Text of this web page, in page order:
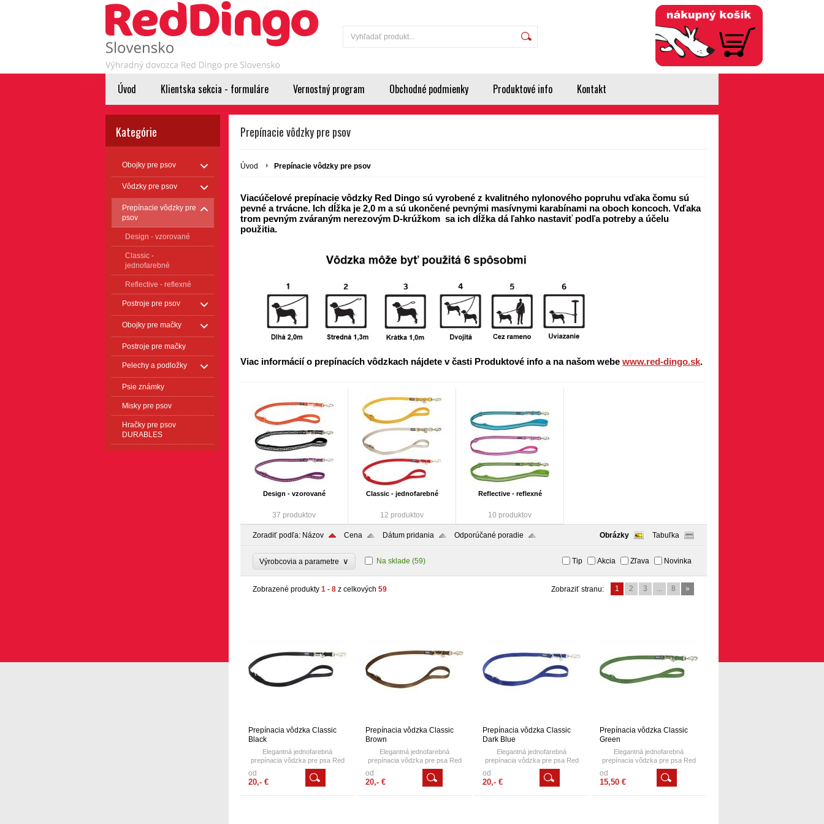
Prihlásenie Registrácia
0 položiek (0,00 €)
Úvod Klientska sekcia - formuláre Vernostný program Obchodné podmienky Produktové info Kontakt
Kategórie
Obojky pre psov
Vôdzky pre psov
Prepínacie vôdzky pre
psov
Design - vzorované
Classic -
jednofarebné
Reflective - reflexné
Postroje pre psov
Obojky pre mačky
Postroje pre mačky
Pelechy a podložky
Psie známky
Misky pre psov
Hračky pre psov
DURABLES
Prepínacie vôdzky pre psov
Úvod Prepínacie vôdzky pre psov
Viacúčelové prepínacie vôdzky Red Dingo sú vyrobené z kvalitného nylonového popruhu vďaka čomu sú
pevné a trvácne. Ich dĺžka je 2,0 m a sú ukončené pevnými masívnymi karabínami na oboch koncoch. Vďaka
trom pevným zváraným nerezovým D-krúžkom sa ich dĺžka dá ľahko nastaviť podľa potreby a účelu
použitia.
Viac informácií o prepínacích vôdzkach nájdete v časti Produktové info a na našom webe www.red-dingo.sk.
Design - vzorované
37 produktov
Classic - jednofarebné
12 produktov
Reflective - reflexné
10 produktov
Zoradiť podľa: Názov Cena Dátum pridania Odporúčané poradie Obrázky Tabuľka
Výrobcovia a parametre ∨ Na sklade (59) Tip Akcia Zľava Novinka
Zobrazené produkty 1 - 8 z celkových 59 Zobraziť stranu: 1 2 3 ... 8 »
Prepínacia vôdzka Classic
Black
Elegantná jednofarebná
prepínacia vôdzka pre psa Red
Dingo Classic. Prepínacia
vôdzka má dĺžku 2,0 m a je
ukončená masívnymi karabinami
s jedinečným dizajnom na oboch
od
20,- €
Prepínacia vôdzka Classic
Brown
Elegantná jednofarebná
prepínacia vôdzka pre psa Red
Dingo Classic. Prepínacia
vôdzka má dĺžku 2,0 m a je
ukončená masívnymi karabinami
s jedinečným dizajnom na oboch
od
20,- €
Prepínacia vôdzka Classic
Dark Blue
Elegantná jednofarebná
prepínacia vôdzka pre psa Red
Dingo Classic. Prepínacia
vôdzka má dĺžku 2,0 m a je
ukončená masívnymi karabinami
s jedinečným dizajnom na oboch
od
20,- €
Prepínacia vôdzka Classic
Green
Elegantná jednofarebná
prepínacia vôdzka pre psa Red
Dingo Classic. Prepínacia
vôdzka má dĺžku 2,0 m a je
ukončená masívnymi karabinami
s jedinečným dizajnom na oboch
od
15,50 €